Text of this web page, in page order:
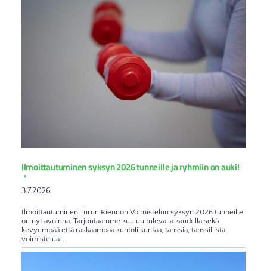
Ilmoittautuminen syksyn 2026 tunneille ja ryhmiin on auki!
3.7.2026
Ilmoittautuminen Turun Riennon Voimistelun syksyn 2026 tunneille
on nyt avoinna. Tarjontaamme kuuluu tulevalla kaudella sekä
kevyempää että raskaampaa kuntoliikuntaa, tanssia, tanssillista
voimistelua…